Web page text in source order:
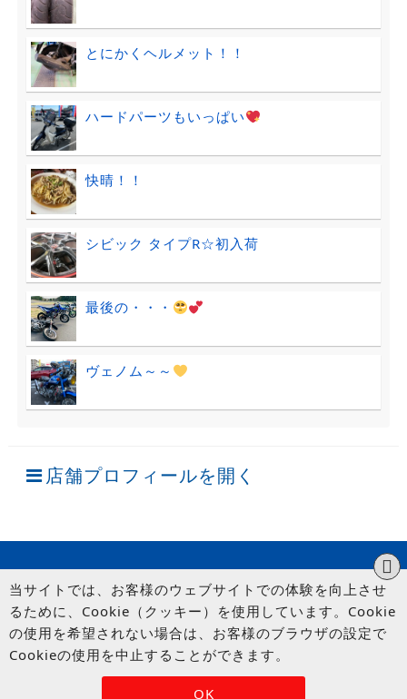
とにかくヘルメット！！
ハードパーツもいっぱい
快晴！！
シビック タイプR☆初入荷
最後の・・・
ヴェノム～～
店舗プロフィールを開く
© UP GARAGE GROUP Co., Ltd.
OK
当サイトでは、お客様のウェブサイトでの体験を向上させ
るために、Cookie（クッキー）を使用しています。Cookie
の使用を希望されない場合は、お客様のブラウザの設定で
Cookieの使用を中止することができます。